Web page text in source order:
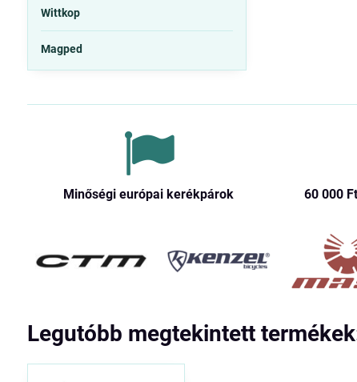
Wittkop
Magped
Minőségi európai kerékpárok 60 000
Legutóbb megtekintett